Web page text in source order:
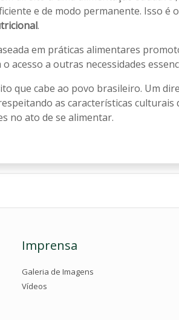
e de modo permanente. Isso é
.
em práticas alimentares
acesso a outras necessidades
que cabe ao povo brasileiro. Um
as características culturais
no ato de se alimentar.
Imprensa
Galeria de Imagens
Vídeos